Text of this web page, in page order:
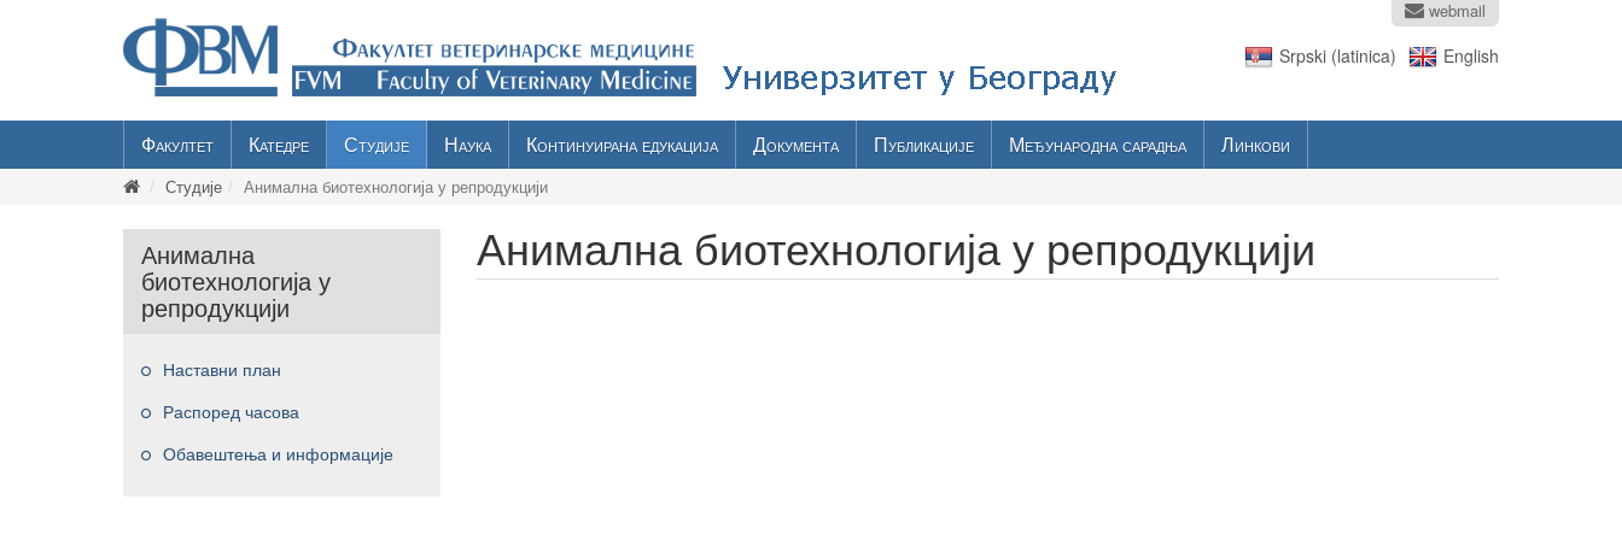
Srpski (latinica) English
webmail
Факултет Катедре Студије Наука Континуирана едукација Документа Публикације Међународна сарадња Линкови
Студије Анимална биотехнологија у репродукцији
Анимална
биотехнологија у
репродукцији
Наставни план
Распоред часова
Обавештења и информације
Анимална биотехнологија у репродукцији